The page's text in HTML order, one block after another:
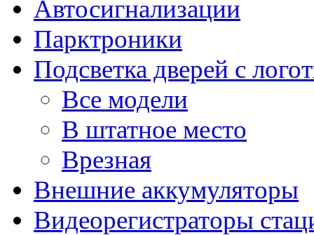
Автосигнализации
Парктроники
Подсветка дверей с
Все модели
В штатное место
Врезная
Внешние аккумуляторы
Видеорегистраторы